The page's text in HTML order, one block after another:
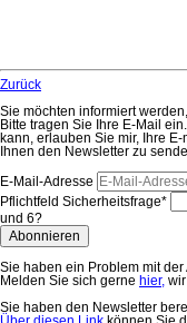
Zurück
Sie möchten informiert
Bitte tragen Sie Ihre E-Mail
kann, erlauben Sie mir, Ihre
Ihnen den Newsletter zu
E-Mail-Adresse
Pflichtfeld Sicherheitsfrage*
und 6?
Abonnieren
Sie haben ein Problem mit
Melden Sie sich gerne hier,
Sie haben den Newsletter